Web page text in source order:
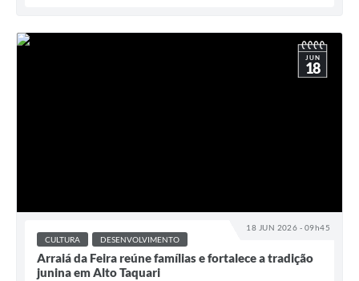
18 JUN 2026 - 09h45
JUN
18
CULTURA DESENVOLVIMENTO
Arraiá da Feira reúne famílias e fortalece a tradição
junina em Alto Taquari